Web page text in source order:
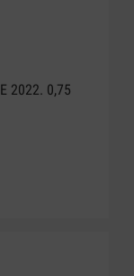
2022. 0,75